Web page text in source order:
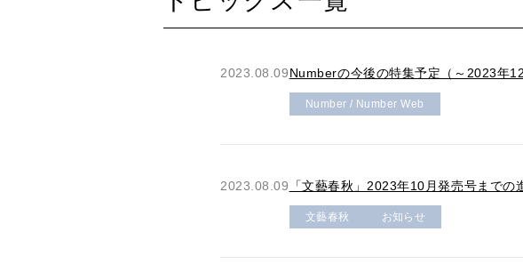
2023.08.09Numberの今後の特集予定（～2023年
Number / Number Web
2023.08.09 「文藝春秋」2023年10月発売号まで
文藝春秋 お知らせ